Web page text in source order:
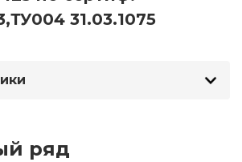
31.03.1075
ряд